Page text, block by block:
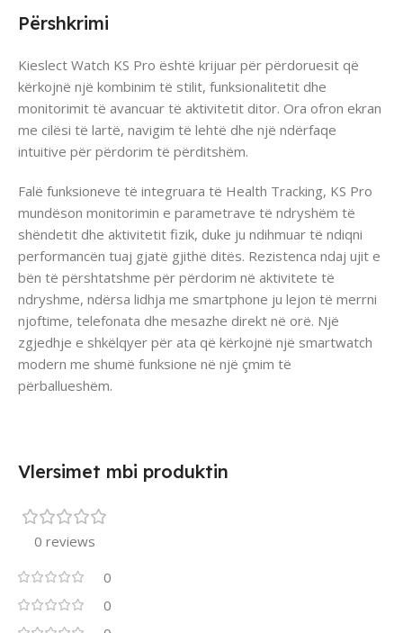
Përshkrimi
Kieslect Watch KS Pro është krijuar për përdoruesit që
kërkojnë një kombinim të stilit, funksionalitetit dhe
monitorimit të avancuar të aktivitetit ditor. Ora ofron ekran
me cilësi të lartë, navigim të lehtë dhe një ndërfaqe
intuitive për përdorim të përditshëm.
Falë funksioneve të integruara të Health Tracking, KS Pro
mundëson monitorimin e parametrave të ndryshëm të
shëndetit dhe aktivitetit fizik, duke ju ndihmuar të ndiqni
performancën tuaj gjatë gjithë ditës. Rezistenca ndaj ujit e
bën të përshtatshme për përdorim në aktivitete të
ndryshme, ndërsa lidhja me smartphone ju lejon të merrni
njoftime, telefonata dhe mesazhe direkt në orë. Një
zgjedhje e shkëlqyer për ata që kërkojnë një smartwatch
modern me shumë funksione në një çmim të
përballueshëm.
Vlersimet mbi produktin
0 reviews
0
0